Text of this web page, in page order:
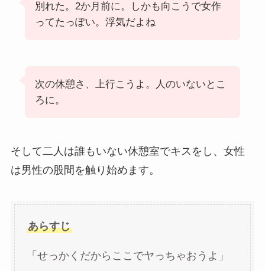
別れた。2か月前に。しかも向こうで女作
ってたっぽい。浮気だよね
次の休憩さ、上行こうよ。人のいないとこ
ろに。
そして二人は誰もいない休憩室でキスをし、女性
は男性の股間を触り始めます。
あらすじ
「せっかくだからここでヤっちゃおうよ」